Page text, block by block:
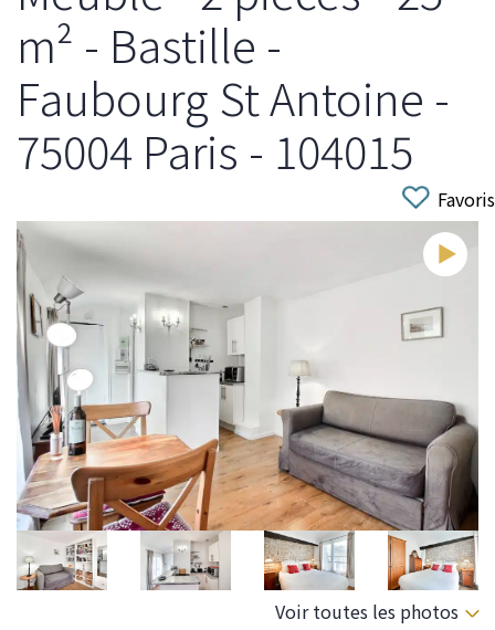
m² - Bastille -
Faubourg St Antoine -
75004 Paris - 104015
Favoris
Voir toutes les photos